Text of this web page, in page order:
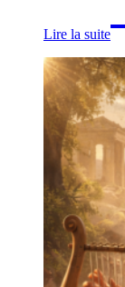
Lire la suite
à
la